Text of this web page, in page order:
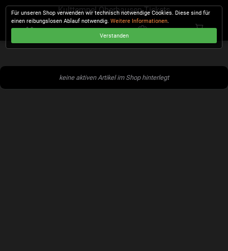
Kulttempel Oberhausen Tickets
keine aktiven Artikel im Shop hinterlegt
Für unseren Shop verwenden wir technisch notwendige Cookies. Diese sind für
einen reibungslosen Ablauf notwendig.Weitere Informationen.
Verstanden